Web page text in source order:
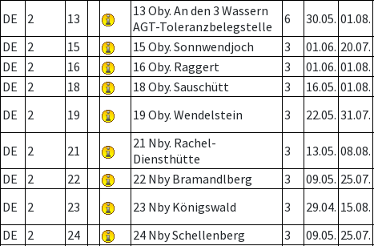
DE
2 13
13 Oby. An den 3 Wassern
AGT-Toleranzbelegstelle
6 30.05. 01.08.
DE
2 15 15 Oby. Sonnwendjoch 3 01.06. 20.07.
DE
2 16 16 Oby. Raggert 3 01.06. 01.08.
DE
2 18 18 Oby. Sauschütt 3 16.05. 01.08.
DE
2 19 19 Oby. Wendelstein 3 22.05. 31.07.
DE 2 21
21 Nby. Rachel-
Diensthütte
3 13.05. 08.08.
DE
2 22 22 Nby Bramandlberg 3 09.05. 25.07.
DE
2 23 23 Nby Königswald 3 29.04. 15.08.
DE
2 24 24 Nby Schellenberg 3 09.05. 25.07.